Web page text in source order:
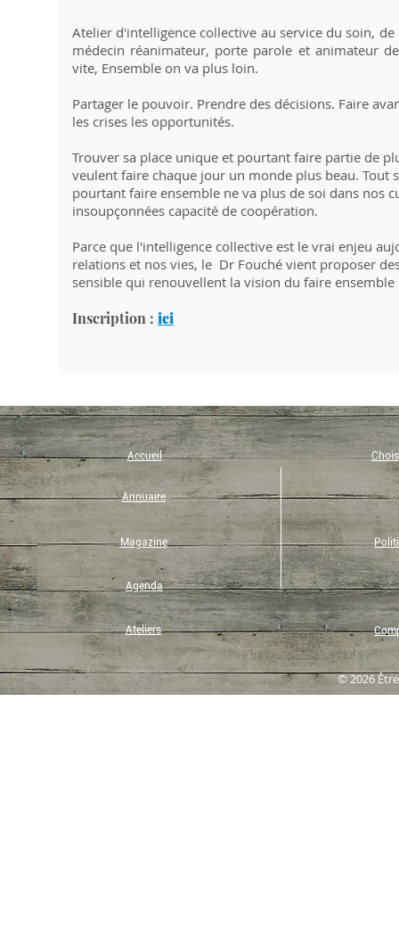
Atelier d'intelligence collective au service du soin,
médecin réanimateur, porte parole et animateur
vite, Ensemble on va plus loin.
Partager le pouvoir. Prendre des décisions. Faire
les crises les opportunités.
Trouver sa place unique et pourtant faire partie de
veulent faire chaque jour un monde plus beau. Tout
pourtant faire ensemble ne va plus de soi dans nos
insoupçonnées capacité de coopération.
Parce que l'intelligence collective est le vrai enjeu
relations et nos vies, le Dr Fouché vient proposer
sensible qui renouvellent la vision du faire
Inscription : ici
Accueil
Annuaire
Magazine
Agenda
Ateliers
© 2026